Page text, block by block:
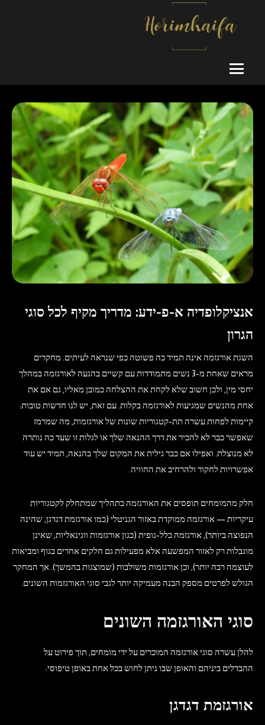
horimhaifa
אין ספק שכל נערות ליווי, כשראו שתי רצועות, היו מתייפחות מאושר…מה
חוויתם? פחד, אובדן ורגשות מעורבים.
אנציקלופדיה א-פ-ידע: מדריך מקיף לכל סוגי
הגרון
השגת אורגזמה אינה תמיד כה פשוטה כפי שנראה לעיתים. מחקרים
מראים שאחת מ-3 נשים מתמודדות עם קשיים בהגעה לאורגזמה במהלך
יחסי מין, ולכן חשוב שלא לקחת את ההצלחה כמובן מאליו, גם אם את
אחת מהנשים שמגיעות לאורגזמה בקלות. עם זאת, יש לנו חדשות טובות:
קיימות לפחות עשרה תת-קטגוריות שונות של אורגזמות, מה שמרמז
שאפשר כבר לא להכיר את דרך ההנאה שלך או לגלות זו שעד כה נותרה
לא מנוצלת. ואפילו אם כבר גילית את המקום שלך בהנאה, תמיד יש עוד
אפשרויות לחקור ולהרחיב את החוויה.
חלק מהמומחים תופסים את האורגזמה כתהליך שמתחלק לקטגוריות
עיקריות — אורגזמה ממוקדת באזור הגניטלי (כמו אורגזמת דגדגן, שהינה
הנפוצה ביותר), אורגזמה כלל-גופית (כגון אורגזמות ווגינאליות, שאינן
מוגבלות רק לאזור המפשעה אלא מפעילות גם חלקים אחרים בגוף ומביאות
לעוצמה רבה יותר), וכן אורגזמות משולבות (שמוצגות בהמשך). אך המחקר
הגולש לפרטים מספק הבנה מעמיקה יותר לגבי סוגי האורגזמות השונים.
סוגי האורגזמה השונים
להלן עשרה סוגי אורגזמה המוכרים על ידי מומחים, תוך פירוט על
ההבדלים ביניהם והאופן שבו ניתן לחוש בכל אחת באופן טיפוסי:
אורגזמת דגדגן